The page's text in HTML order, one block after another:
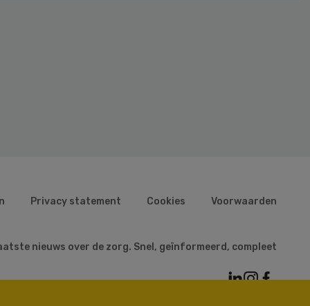
Privacy statement Cookies Voorwaarden
nieuws over de zorg. Snel, geïnformeerd, compleet